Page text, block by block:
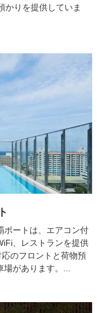
かりを提供していま
ポートは、エアコン付
、レストランを提供
のフロントと荷物預
場があります。...